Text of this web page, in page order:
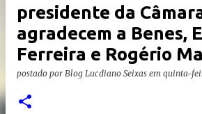
presidente da
agradecem a Benes,
Ferreira e Rogério
postado por Blog Lucdiano Seixas em quinta-